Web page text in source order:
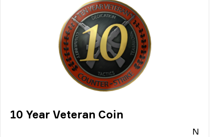
10 Year Veteran Coin
N